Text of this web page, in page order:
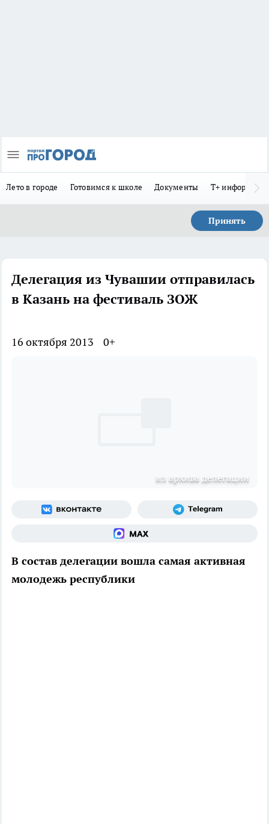
Лето в городе Готовимся к школе Документы Т+
Принять
Делегация из Чувашии отправилась
в Казань на фестиваль ЗОЖ
16 октября 2013 0+
из архива делегации
В состав делегации вошла самая активная
молодежь республики